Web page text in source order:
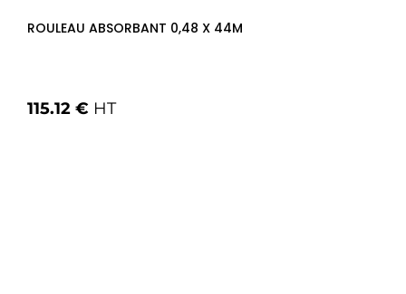
ROULEAU ABSORBANT 0,48 X 44M
115.12 € HT